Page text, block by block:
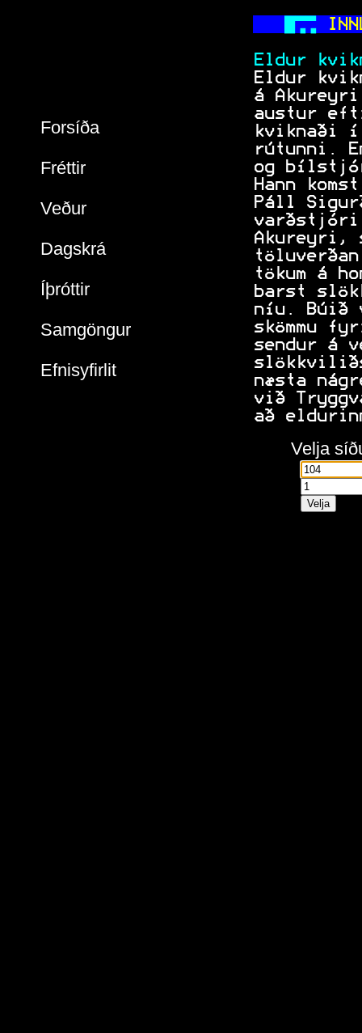
Forsíða
Fréttir
Veður
Dagskrá
Íþróttir
Samgöngur
Efnisyfirlit
  
Eldur
Eldur
á
austur
rútunni.
og
Hann
Páll
tökum
barst
níu.
skömmu
næsta
við
að
Velja